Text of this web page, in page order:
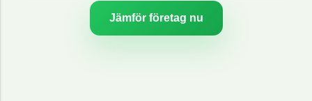
Jämför företag nu